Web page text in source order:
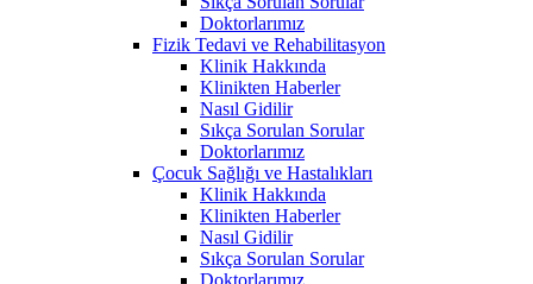
Doktorlarımız
Fizik Tedavi ve Rehabilitasyon
Klinik Hakkında
Klinikten Haberler
Nasıl Gidilir
Sıkça Sorulan Sorular
Doktorlarımız
Çocuk Sağlığı ve Hastalıkları
Klinik Hakkında
Klinikten Haberler
Nasıl Gidilir
Sıkça Sorulan Sorular
Doktorlarımız